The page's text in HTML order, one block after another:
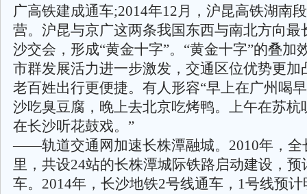
广高铁建成通车;2014年12月，沪昆高铁湖南
营。沪昆与京广这两条我国东西与南北方向最
沙交会，形成“黄金十字”。“黄金十字”的叠加
市群发展活力进一步激发，交通区位优势更加
老百姓出行更便捷。有人形容“早上在广州喝
沙吃臭豆腐，晚上去北京吃烤鸭。上午在苏杭
在长沙听花鼓戏。”
——轨道交通网加速长株潭融城。2010年，全
里，共设24站的长株潭城际铁路启动建设，预
车。2014年，长沙地铁2号线通车，1号线预